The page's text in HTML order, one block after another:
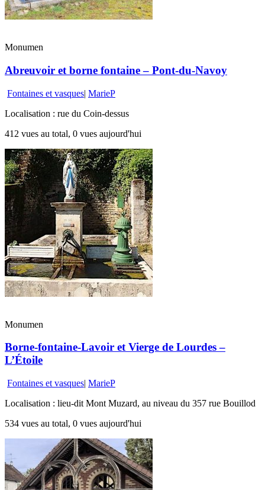
Monumen
Abreuvoir et borne fontaine – Pont-du-Navoy
Fontaines et vasques| MarieP
Localisation : rue du Coin-dessus
412 vues au total, 0 vues aujourd'hui
Monumen
Borne-fontaine-Lavoir et Vierge de Lourdes –
L’Étoile
Fontaines et vasques| MarieP
Localisation : lieu-dit Mont Muzard, au niveau du 357 rue Bouillod
534 vues au total, 0 vues aujourd'hui